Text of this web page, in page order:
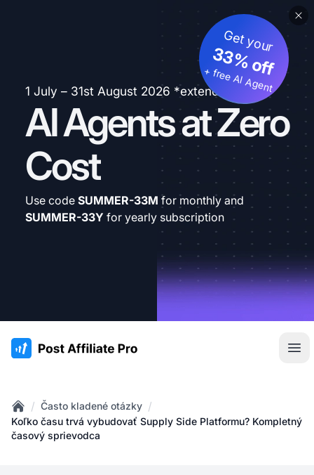
1 July – 31st August 2026 *extended
AI Agents at Zero
Cost
Get your
33% off
+ free AI Agent
Use code SUMMER-33M for monthly and
SUMMER-33Y for yearly subscription
:site.title
Home
/ Často kladené otázky /
Koľko času trvá vybudovať Supply Side Platformu? Kompletný
časový sprievodca